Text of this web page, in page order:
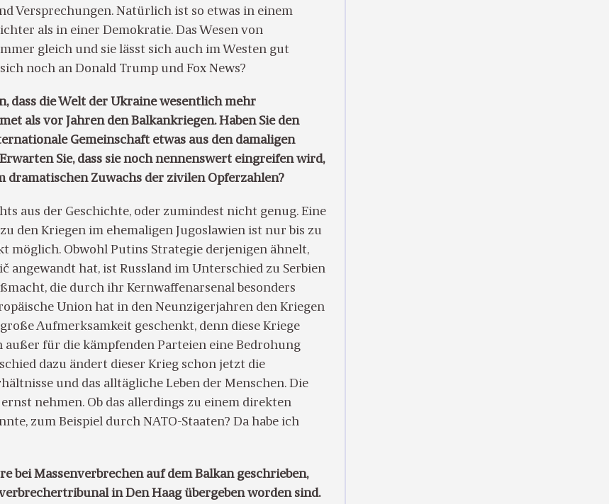
Versprechungen. Natürlich ist so etwas in einem
als in einer Demokratie. Das Wesen von
gleich und sie lässt sich auch im Westen gut
noch an Donald Trump und Fox News?
dass die Welt der Ukraine wesentlich mehr
als vor Jahren den Balkankriegen. Haben Sie den
Gemeinschaft etwas aus den damaligen
Sie, dass sie noch nennenswert eingreifen wird,
dramatischen Zuwachs der zivilen Opferzahlen?
aus der Geschichte, oder zumindest nicht genug. Eine
den Kriegen im ehemaligen Jugoslawien ist nur bis zu
möglich. Obwohl Putins Strategie derjenigen ähnelt,
angewandt hat, ist Russland im Unterschied zu Serbien
die durch ihr Kernwaffenarsenal besonders
Union hat in den Neunzigerjahren den Kriegen
Aufmerksamkeit geschenkt, denn diese Kriege
außer für die kämpfenden Parteien eine Bedrohung
dazu ändert dieser Krieg schon jetzt die
und das alltägliche Leben der Menschen. Die
nehmen. Ob das allerdings zu einem direkten
zum Beispiel durch NATO-Staaten? Da habe ich
bei Massenverbrechen auf dem Balkan geschrieben,
in Den Haag übergeben worden sind.